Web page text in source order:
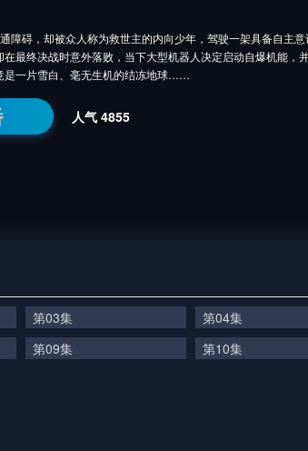
障碍，却被众人称为救世主的内向少年，驾驶一架具备自主
在最终决战时意外落败，当下大型机器人决定启动自爆机能
是一片雪白、毫无生机的结冻地球……
人气 4855
第03集 第04集
第09集
第10集